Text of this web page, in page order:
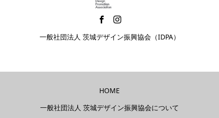
一般社団法人 茨城デザイン振興協会（IDPA）
HOME
一般社団法人 茨城デザイン振興協会について